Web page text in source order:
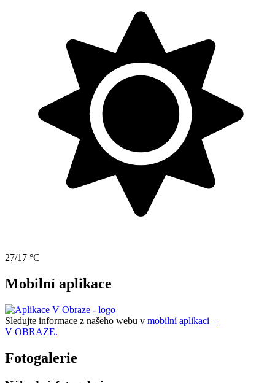
27/17 °C
Mobilní aplikace
Sledujte informace z našeho webu v mobilní aplikaci –
V OBRAZE.
Fotogalerie